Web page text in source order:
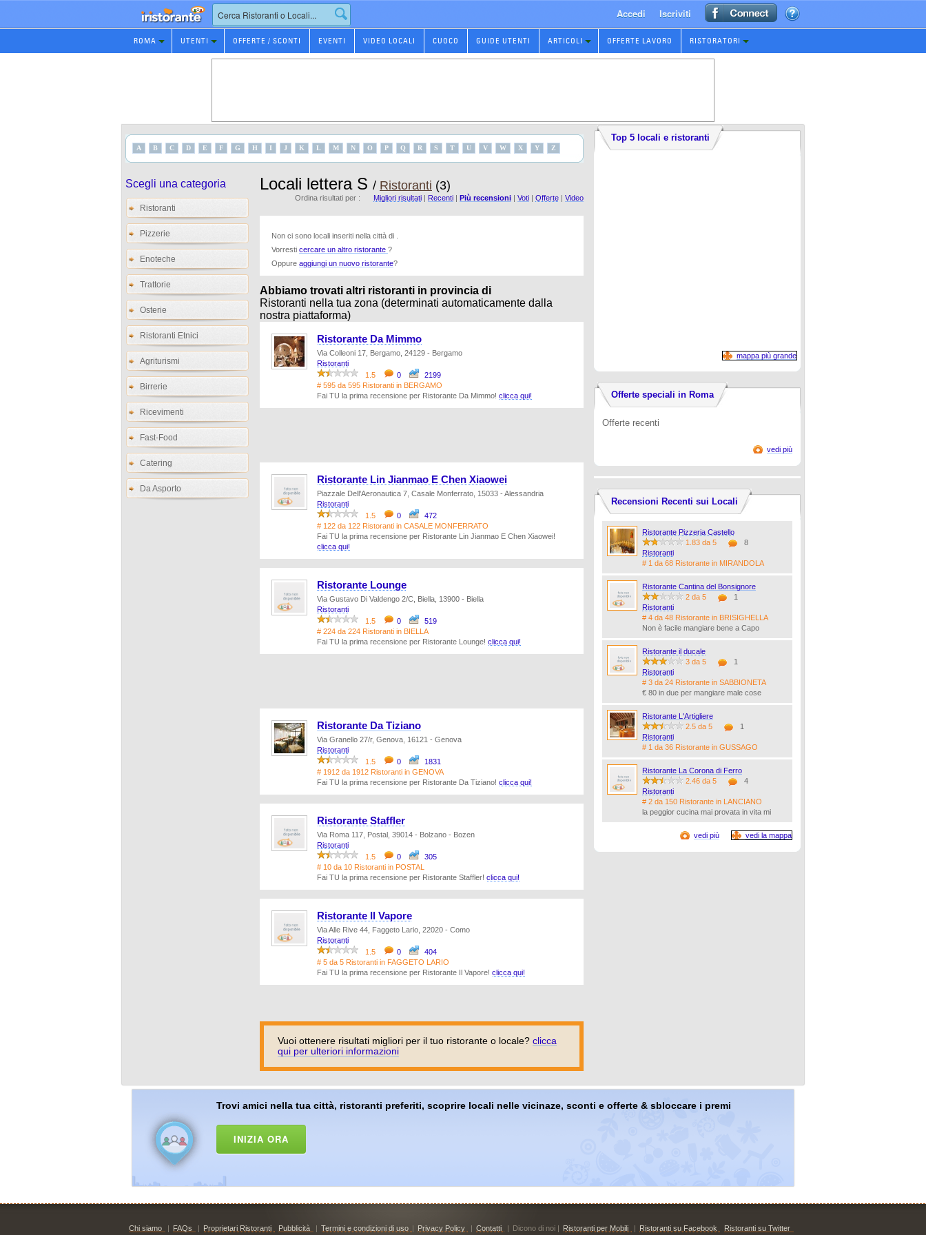
Prenotazione
Ristorante
Accedi Iscriviti
ROMA UTENTI OFFERTE / SCONTI EVENTI VIDEO LOCALI CUOCO GUIDE UTENTI ARTICOLI OFFERTE LAVORO RISTORATORI
A B C D E F G H I J K L M N O P Q R S T U V W X Y Z
Scegli una categoria
Ristoranti
Pizzerie
Enoteche
Trattorie
Osterie
Ristoranti Etnici
Agriturismi
Birrerie
Ricevimenti
Fast-Food
Catering
Da Asporto
Locali lettera S / Ristoranti (3)
Ordina risultati per : Migliori risultati | Recenti | Più recensioni | Voti | Offerte | Video
Non ci sono locali inseriti nella città di .
Vorresti cercare un altro ristorante ?
Oppure aggiungi un nuovo ristorante?
Abbiamo trovati altri ristoranti in provincia di
Ristoranti nella tua zona (determinati automaticamente dalla
nostra piattaforma)
Ristorante Da Mimmo
Via Colleoni 17, Bergamo, 24129 - Bergamo
Ristoranti
1.5
0
2199
# 595 da 595 Ristoranti in BERGAMO
Fai TU la prima recensione per Ristorante Da Mimmo! clicca qui!
Ristorante Lin Jianmao E Chen Xiaowei
Piazzale Dell'Aeronautica 7, Casale Monferrato, 15033 - Alessandria
Ristoranti
1.5
0
472
# 122 da 122 Ristoranti in CASALE MONFERRATO
Fai TU la prima recensione per Ristorante Lin Jianmao E Chen Xiaowei!
clicca qui!
Ristorante Lounge
Via Gustavo Di Valdengo 2/C, Biella, 13900 - Biella
Ristoranti
1.5
0
519
# 224 da 224 Ristoranti in BIELLA
Fai TU la prima recensione per Ristorante Lounge! clicca qui!
Ristorante Da Tiziano
Via Granello 27/r, Genova, 16121 - Genova
Ristoranti
1.5
0
1831
# 1912 da 1912 Ristoranti in GENOVA
Fai TU la prima recensione per Ristorante Da Tiziano! clicca qui!
Ristorante Staffler
Via Roma 117, Postal, 39014 - Bolzano - Bozen
Ristoranti
1.5
0
305
# 10 da 10 Ristoranti in POSTAL
Fai TU la prima recensione per Ristorante Staffler! clicca qui!
Ristorante Il Vapore
Via Alle Rive 44, Faggeto Lario, 22020 - Como
Ristoranti
1.5
0
404
# 5 da 5 Ristoranti in FAGGETO LARIO
Fai TU la prima recensione per Ristorante Il Vapore! clicca qui!
Vuoi ottenere risultati migliori per il tuo ristorante o locale? clicca
qui per ulteriori informazioni
Top 5 locali e ristoranti
mappa più grande
Offerte speciali in Roma
Offerte recenti
vedi più
Recensioni Recenti sui Locali
Ristorante Pizzeria Castello
1.83 da 5
8
Ristoranti
# 1 da 68 Ristorante in MIRANDOLA
Ristorante Cantina del Bonsignore
2 da 5
1
Ristoranti
# 4 da 48 Ristorante in BRISIGHELLA
Non è facile mangiare bene a Capo
Ristorante il ducale
3 da 5
1
Ristoranti
# 3 da 24 Ristorante in SABBIONETA
€ 80 in due per mangiare male cose
Ristorante L'Artigliere
2.5 da 5
1
Ristoranti
# 1 da 36 Ristorante in GUSSAGO
Ristorante La Corona di Ferro
2.46 da 5
4
Ristoranti
# 2 da 150 Ristorante in LANCIANO
la peggior cucina mai provata in vita mi
vedi più vedi la mappa
Trovi amici nella tua città, ristoranti preferiti, scoprire locali nelle vicinaze, sconti e offerte & sbloccare i premi
INIZIA ORA
Chi siamo | FAQs | Proprietari Ristoranti Pubblicità | Termini e condizioni di uso | Privacy Policy | Contatti | Dicono di noi | Ristoranti per Mobili | Ristoranti su Facebook Ristoranti su Twitter